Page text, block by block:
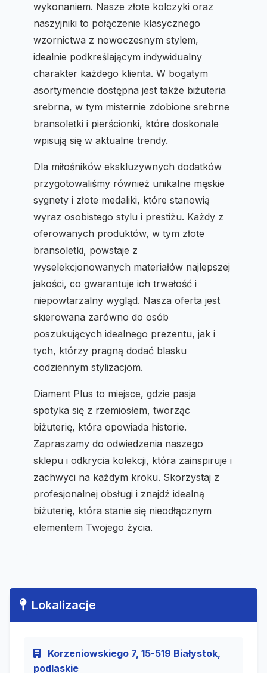
wykonaniem. Nasze złote kolczyki oraz
naszyjniki to połączenie klasycznego
wzornictwa z nowoczesnym stylem,
idealnie podkreślającym indywidualny
charakter każdego klienta. W bogatym
asortymencie dostępna jest także biżuteria
srebrna, w tym misternie zdobione srebrne
bransoletki i pierścionki, które doskonale
wpisują się w aktualne trendy.
Dla miłośników ekskluzywnych dodatków
przygotowaliśmy również unikalne męskie
sygnety i złote medaliki, które stanowią
wyraz osobistego stylu i prestiżu. Każdy z
oferowanych produktów, w tym złote
bransoletki, powstaje z
wyselekcjonowanych materiałów najlepszej
jakości, co gwarantuje ich trwałość i
niepowtarzalny wygląd. Nasza oferta jest
skierowana zarówno do osób
poszukujących idealnego prezentu, jak i
tych, którzy pragną dodać blasku
codziennym stylizacjom.
Diament Plus to miejsce, gdzie pasja
spotyka się z rzemiosłem, tworząc
biżuterię, która opowiada historie.
Zapraszamy do odwiedzenia naszego
sklepu i odkrycia kolekcji, która zainspiruje i
zachwyci na każdym kroku. Skorzystaj z
profesjonalnej obsługi i znajdź idealną
biżuterię, która stanie się nieodłącznym
elementem Twojego życia.
Lokalizacje
Korzeniowskiego 7, 15-519 Białystok,
podlaskie